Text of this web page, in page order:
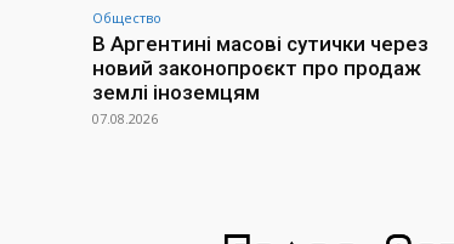
Общество
В Аргентині масові сутички через
новий законопроєкт про продаж
землі іноземцям
07.08.2026